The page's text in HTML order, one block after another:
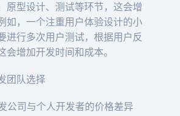
原型设计、测试等环节，这会增
如，一个注重用户体验设计的小
进行多次用户测试，根据用户反
会增加开发时间和成本。
团队选择
公司与个人开发者的价格差异